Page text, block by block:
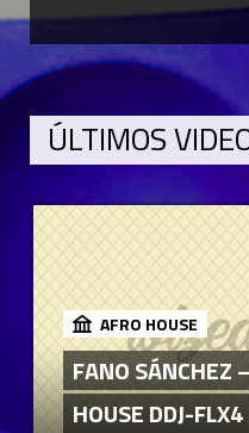
ÚLTIMOS
AFRO HOUSE
FANO SÁNCHEZ
HOUSE DDJ-FLX4